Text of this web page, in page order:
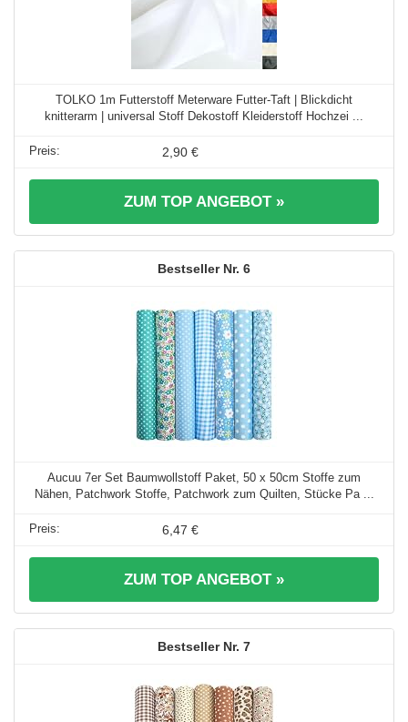
TOLKO 1m Futterstoff Meterware Futter-Taft | Blickdicht
knitterarm | universal Stoff Dekostoff Kleiderstoff Hochzei ...
2,90 €
ZUM TOP ANGEBOT »
6
Aucuu 7er Set Baumwollstoff Paket, 50 x 50cm Stoffe zum
Nähen, Patchwork Stoffe, Patchwork zum Quilten, Stücke Pa ...
6,47 €
ZUM TOP ANGEBOT »
7